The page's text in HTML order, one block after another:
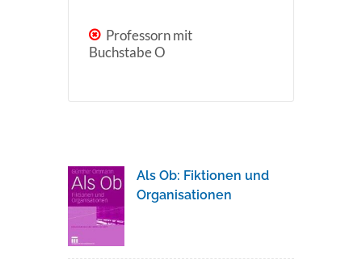
Professorn mit
Buchstabe O
Als Ob: Fiktionen und
Organisationen